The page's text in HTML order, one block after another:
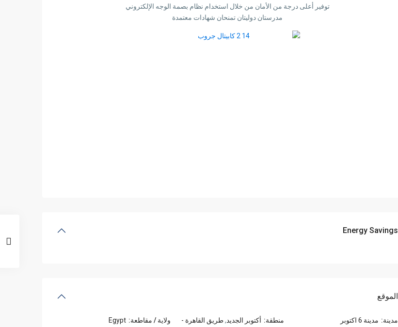
توفير أعلى درجة من الأمان من خلال استخدام نظام بصمة الوجه الإلكتروني
مدرستان دوليتان تمنحان شهادات معتمدة
Energy Savings
الموقع
مدينة: مدينة 6 اكتوبر منطقة: أكتوبر الجديد,طريق القاهرة -
ولاية / مقاطعة: Egypt